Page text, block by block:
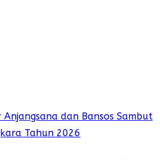
Anjangsana dan Bansos Sambut
Tahun 2026